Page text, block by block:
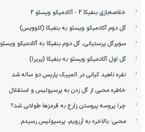
خلاصه‌بازی بنفیکا 2 - آکادمیکو ویسئو 2
گل دوم آکادمیکو ویسئو به بنفیکا (کلوویس)
سوپرگل پرستیانی، گل دوم بنفیکا به آکادمیکو ویسئو
گل اول آکادمیکو ویسئو به بنفیکا (پریرا)
نقره ناهید کیانی در المپیک پاریس دو ساله شد
خاطره محبی از گل زدن به پرسپولیس و استقلال
چرا پروسه پیوستن زارع به قرمزها طولانی شد؟
محبی: بالاخره به آرزویم، پرسپولیس رسیدم